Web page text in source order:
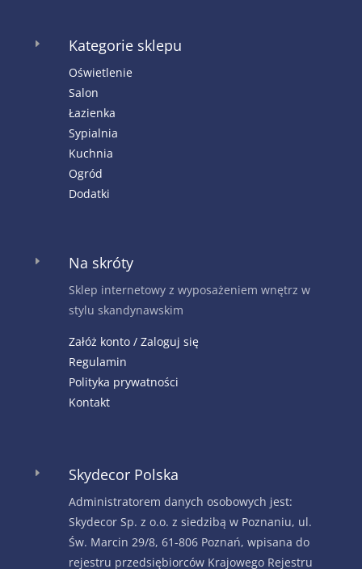
E Kategorie sklepu
Oświetlenie
Salon
Łazienka
Sypialnia
Kuchnia
Ogród
Dodatki
E Na skróty
Sklep internetowy z wyposażeniem wnętrz w
stylu skandynawskim
Załóż konto / Zaloguj się
Regulamin
Polityka prywatności
Kontakt
E Skydecor Polska
Administratorem danych osobowych jest:
Skydecor Sp. z o.o. z siedzibą w Poznaniu, ul.
Św. Marcin 29/8, 61-806 Poznań, wpisana do
rejestru przedsiębiorców Krajowego Rejestru